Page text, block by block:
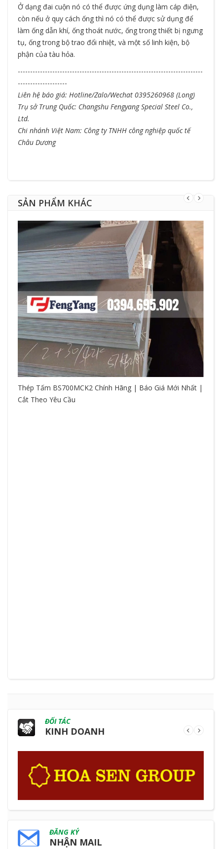
Ở dạng đai cuộn nó có thể được ứng dụng làm cáp điện,
còn nếu ở quy cách ống thì nó có thể được sử dụng để
làm ống dẫn khí, ống thoát nước, ống trong thiết bị ngưng
tụ, ống trong bộ trao đổi nhiệt, và một số linh kiện, bộ
phận của tàu hỏa.
---------------------------------------------------------------------------
--------------------
Liên hệ báo giá: Hotline/Zalo/Wechat 0395260968 (Long)
Trụ sở Trung Quốc: Changshu Fengyang Special Steel Co.,
Ltd.
Chi nhánh Việt Nam: Công ty TNHH công nghiệp quốc tế
Châu Dương
SẢN PHẨM KHÁC
Thép Tấm BS700MCK2 Chính Hãng | Báo Giá Mới Nhất |
Cắt Theo Yêu Cầu
ĐỐI TÁC
KINH DOANH
ĐĂNG KÝ
NHẬN MAIL